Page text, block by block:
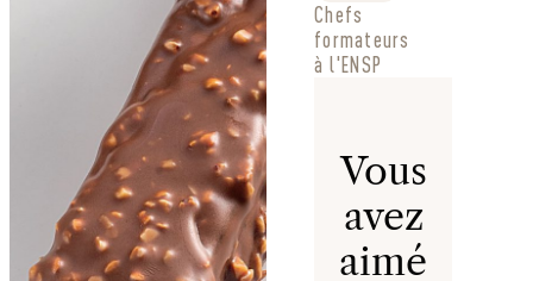
Chefs
formateurs
à l'ENSP
Vous
avez
aimé